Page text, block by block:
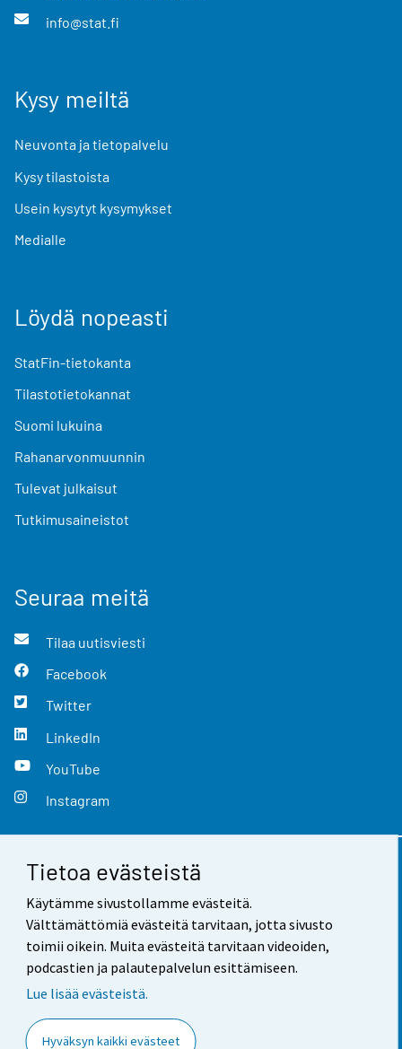
Tietoa evästeistä
Käytämme sivustollamme evästeitä.
Välttämättömiä evästeitä tarvitaan, jotta sivusto
toimii oikein. Muita evästeitä tarvitaan videoiden,
podcastien ja palautepalvelun esittämiseen.
Lue lisää evästeistä.
Hyväksyn kaikki evästeet
info@stat.fi
Kysy meiltä
Neuvonta ja tietopalvelu
Kysy tilastoista
Usein kysytyt kysymykset
Medialle
Löydä nopeasti
StatFin-tietokanta
Tilastotietokannat
Suomi lukuina
Rahanarvonmuunnin
Tulevat julkaisut
Tutkimusaineistot
Seuraa meitä
Tilaa uutisviesti
Facebook
Twitter
LinkedIn
YouTube
Instagram
Yhteystiedot
Palaute
Käyttöehdot
Saavutettavuus